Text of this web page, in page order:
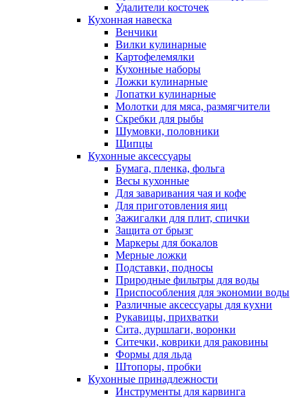
Удалители косточек
Кухонная навеска
Венчики
Вилки кулинарные
Картофелемялки
Кухонные наборы
Ложки кулинарные
Лопатки кулинарные
Молотки для мяса, размягчители
Скребки для рыбы
Шумовки, половники
Щипцы
Кухонные аксессуары
Бумага, пленка, фольга
Весы кухонные
Для заваривания чая и кофе
Для приготовления яиц
Зажигалки для плит, спички
Защита от брызг
Маркеры для бокалов
Мерные ложки
Подставки, подносы
Природные фильтры для воды
Приспособления для экономии воды
Различные аксессуары для кухни
Рукавицы, прихватки
Сита, дуршлаги, воронки
Ситечки, коврики для раковины
Формы для льда
Штопоры, пробки
Кухонные принадлежности
Инструменты для карвинга